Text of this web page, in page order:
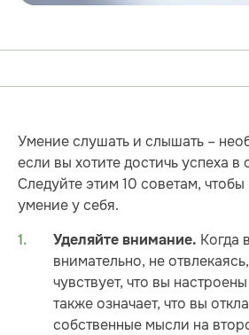
Умение слушать и слышать –
если вы хотите достичь успеха
Следуйте этим 10 советам, чтобы
умение у себя.
Уделяйте внимание. Когда
внимательно, не
чувствует, что вы
также означает, что вы
собственные мысли на